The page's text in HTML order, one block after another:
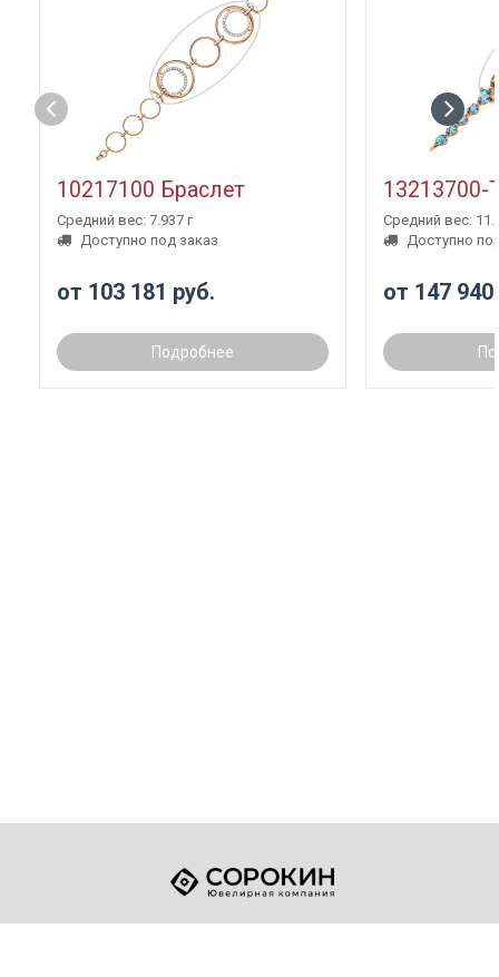
10217100 Браслет
Средний вес: 7.937 г
Доступно под заказ
от 103 181 руб.
Подробнее
13213700-
Средний вес:
Доступно
от 147 940